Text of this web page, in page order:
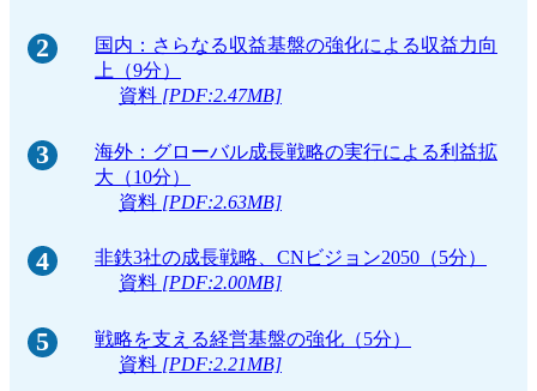
2
国内：さらなる収益基盤の強化による収益力向
上（9分）
資料 [PDF:2.47MB]
3
海外：グローバル成長戦略の実行による利益拡
大（10分）
資料 [PDF:2.63MB]
4
非鉄3社の成長戦略、CNビジョン2050（5分）
資料 [PDF:2.00MB]
5
戦略を支える経営基盤の強化（5分）
資料 [PDF:2.21MB]